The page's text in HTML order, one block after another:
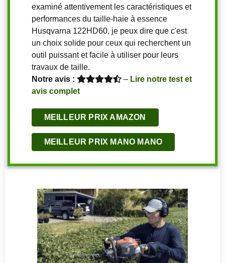
examiné attentivement les caractéristiques et
performances du taille-haie à essence
Husqvarna 122HD60, je peux dire que c'est
un choix solide pour ceux qui recherchent un
outil puissant et facile à utiliser pour leurs
travaux de taille.
Notre avis :
– Lire notre test et
avis complet
MEILLEUR PRIX AMAZON
MEILLEUR PRIX MANO MANO